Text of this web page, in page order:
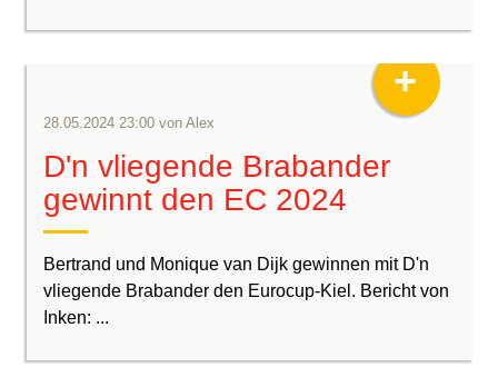
28.05.2024 23:00 vonAlex
D'n vliegende Brabander
gewinnt den EC 2024
Bertrand und Monique van Dijk gewinnen mit D'n
vliegende Brabander den Eurocup-Kiel. Bericht von
Inken: ...
+